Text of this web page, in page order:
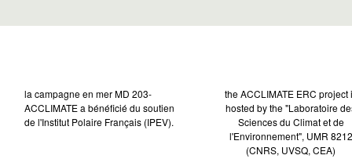
la campagne en mer MD 203-
ACCLIMATE a bénéficié du soutien
de l'Institut Polaire Français (IPEV).
the ACCLIMATE ERC project
hosted by the "Laboratoire
Sciences du Climat et de
l'Environnement", UMR 8212
(CNRS, UVSQ, CEA)